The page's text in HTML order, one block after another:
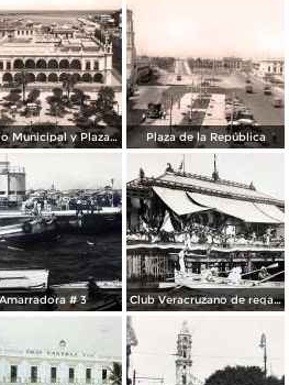
Palacio Municipal y Plaza de Armas Plaza de la República
Amarradora # 3 Club Veracruzano de regatas.